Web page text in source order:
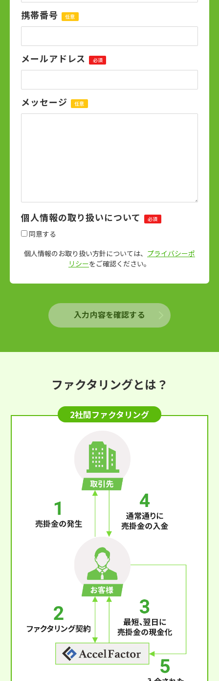
携帯番号 任意
メールアドレス 必須
メッセージ 任意
個人情報の取り扱いについて 必須
同意する
個人情報のお取り扱い方針については、 プライバシーポ
リシーをご確認ください。
入力内容を確認する
ファクタリングとは？
2社間ファクタリング